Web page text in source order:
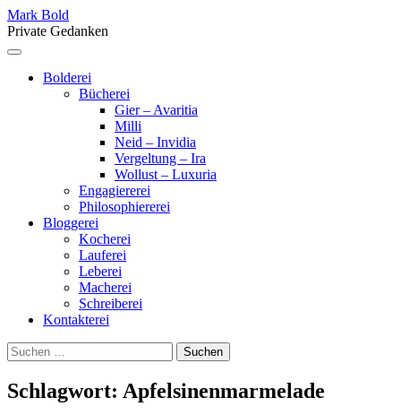
Skip
to
content
Mark Bold
Private Gedanken
Menu
Bolderei
Bücherei
Gier – Avaritia
Milli
Neid – Invidia
Vergeltung – Ira
Wollust – Luxuria
Engagiererei
Philosophiererei
Bloggerei
Kocherei
Lauferei
Leberei
Macherei
Schreiberei
Kontakterei
Suchen
nach:
Schlagwort: Apfelsinenmarmelade